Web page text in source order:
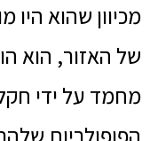
מכיוון שהוא
של האזור, הוא
מחמד על ידי